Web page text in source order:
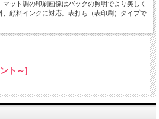
ット調の印刷画像はバックの照明でより美しく
顔料インクに対応。表打ち（表印刷）タイプで
ト～]